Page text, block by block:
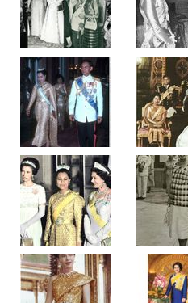
ริกิ
ราชินี
งดงาม
ที่สุด
โลก
สุภาพ
สตรี
แต่ง
กาย
ตลอด
กาล